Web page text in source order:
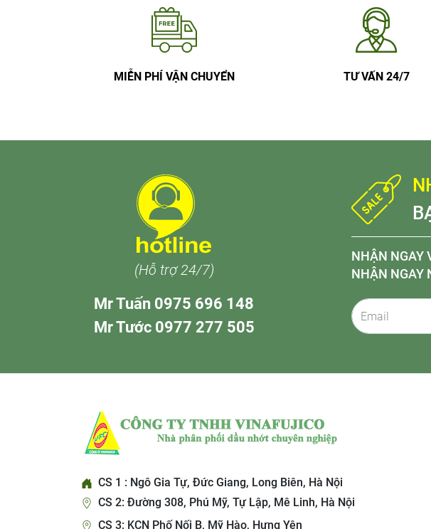
MIỄN PHÍ VẬN CHUYỂN TƯ VẤN 24/7
(Hỗ trợ 24/7)
Mr Tuấn 0975 696 148
Mr Tước 0977 277 505
NHẬN NGAY
NHẬN NGAY
CS 1 : Ngô Gia Tự, Đức Giang, Long Biên, Hà Nội
CS 2: Đường 308, Phú Mỹ, Tự Lập, Mê Linh, Hà Nội
CS 3: KCN Phố Nối B, Mỹ Hào, Hưng Yên